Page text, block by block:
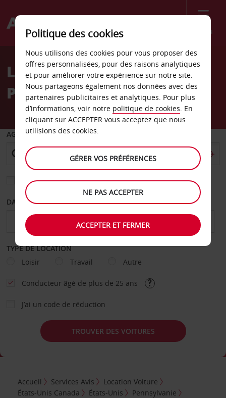
Menu
Welcome
AvisLocation de voiture
Pittsburgh
AGENCE DE DÉPART
Sélectionnez une autre agence de retour
DATE DE DÉPART DATE DE RETOUR
TYPE DE LOCATION
Loisir
Travail Autre
Conducteur âgé de plus de 25 ans
J’ai un code de réduction
TROUVER DES VOITURES
Accueil Services Avis
Location Voiture
États-Unis Canada
États-Unis
Pennsylvanie
Politique des cookies
Nous utilisons des cookies pour vous proposer des
offres personnalisées, pour des raisons analytiques
et pour améliorer votre expérience sur notre site.
Nous partageons également nos données avec des
partenaires publicitaires et analytiques. Pour plus
d’informations, voir notre politique de cookies. En
cliquant sur ACCEPTER vous acceptez que nous
utilisions des cookies.
GÉRER VOS PRÉFÉRENCES
NE PAS ACCEPTER
ACCEPTER ET FERMER